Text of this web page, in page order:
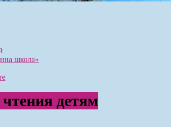
школа»
детям